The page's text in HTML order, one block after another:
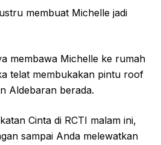
membuat Michelle jadi
membawa Michelle ke rumah
telat membukakan pintu roof
Aldebaran berada.
Cinta di RCTI malam ini,
sampai Anda melewatkan